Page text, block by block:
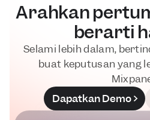
Arahkan
berarti
Selami lebih dalam,
buat keputusan yang
Dapatkan Demo